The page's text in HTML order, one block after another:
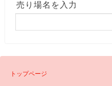
売り場名を入力
トップページ